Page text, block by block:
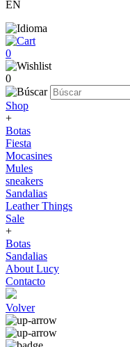
EN
0
0
Shop
+
Botas
Fiesta
Mocasines
Mules
sneakers
Sandalias
Leather Things
Sale
+
Botas
Sandalias
About Lucy
Contacto
Volver